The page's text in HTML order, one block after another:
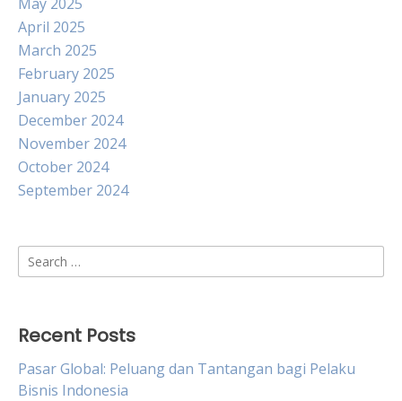
April 2025
March 2025
February 2025
January 2025
December 2024
November 2024
October 2024
September 2024
Search
for:
Recent Posts
Pasar Global: Peluang dan Tantangan bagi Pelaku
Bisnis Indonesia